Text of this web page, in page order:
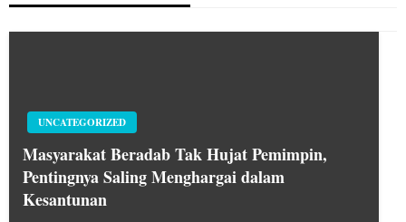
UNCATEGORIZED
Masyarakat Beradab Tak Hujat Pemimpin,
Pentingnya Saling Menghargai dalam
Kesantunan